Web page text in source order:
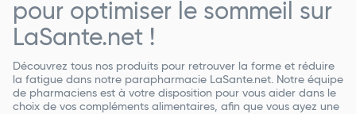
pour optimiser le sommeil sur
LaSante.net !
Découvrez tous nos produits pour retrouver la forme et réduire
la fatigue dans notre parapharmacie LaSante.net. Notre équipe
de pharmaciens est à votre disposition pour vous aider dans le
choix de vos compléments alimentaires, afin que vous ayez une